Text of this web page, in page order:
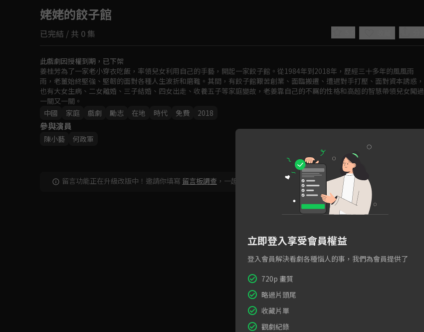
如有不便請見諒
姥姥的餃子館
已完結 / 共 0 集
此戲劇因授權到期，已下架
姜桂芳為了一家老小穿衣吃飯，率領兒女利用自己的手藝，開起一家餃子館。從1984年到2018年，歷經三十多年的風風雨
雨，老薑始終堅強、堅韌的面對各種人生波折和磨難。其間，有餃子館艱苦創業、面臨搬遷、遭遇對手打壓、面對資本誘惑，
也有大女生病、二女離婚、三子結婚、四女出走、收養五子等家庭變故，老姜靠自己的不羈的性格和高超的智慧帶領兒女闖過
一關又一關。
中國
家庭 戲劇 勵志 在地 時代 免費 2018
參與演員
陳小藝 何政軍
留言功能正在升級改版中！邀請你填寫 留言板調查 ，一起共創新版留言功能！
立即登入享受會員權益
登入會員解決看劇各種惱人的事，我們為會員提供了
720p 畫質
略過片頭尾
收藏片單
觀劇紀錄